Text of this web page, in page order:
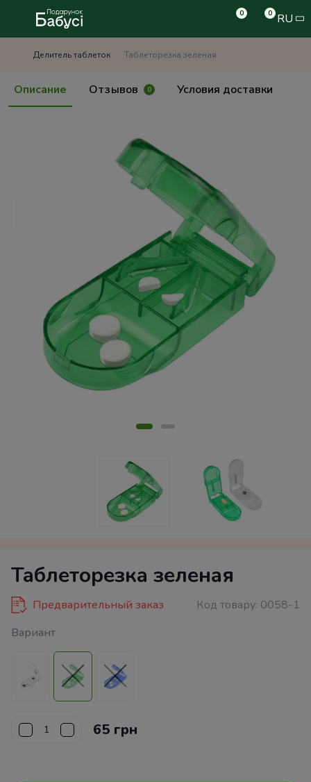
0 0 RU
Делитель таблеток Таблеторезка зеленая
Описание Отзывов 0 Условия доставки
Таблеторезка зеленая
Предварительный заказ Код товару: 0058-1
Вариант
65 грн